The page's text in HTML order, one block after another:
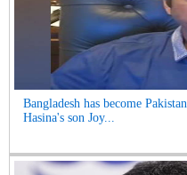
Bangladesh has become
Hasina's son Joy...